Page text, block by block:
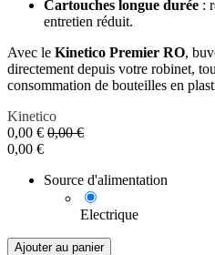
Cartouches longue durée :
entretien réduit.
Avec le Kinetico Premier RO,
directement depuis votre robinet,
consommation de bouteilles en
Kinetico
0,00 € 0,00€
0,00 €
Source d'alimentation
Electrique
Ajouter au panier